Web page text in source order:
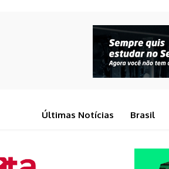
Últimas Notícias Brasil